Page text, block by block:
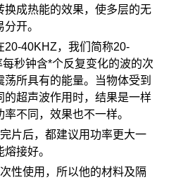
换成热能的效果，使多层的无
开。
20-40KHZ，我们简称20-
秒钟含*个反复变化的波的次
所具有的能量。当物体受到
的超声波作用时，结果是一样
不同，效果也不一样。
片后，都建议用功率更大一
接好。
性使用，所以他的材料及隔